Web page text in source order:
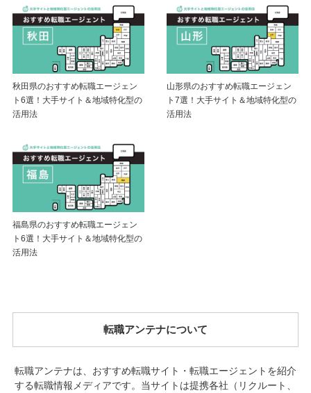
秋田県のおすすめ転職エージェン
ト6選！大手サイト＆地域特化型の
活用法
山形県のおすすめ転職エージェン
ト7選！大手サイト＆地域特化型の
活用法
福島県のおすすめ転職エージェン
ト6選！大手サイト＆地域特化型の
活用法
転職アンテナについて
転職アンテナは、おすすめ転職サイト・転職エージェントを紹介
する転職情報メディアです。当サイトは提携各社（リクルート、